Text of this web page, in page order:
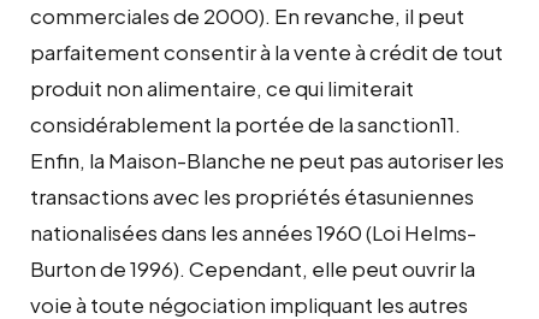
commerciales de 2000). En revanche, il peut
parfaitement consentir à la vente à crédit de tout
produit non alimentaire, ce qui limiterait
considérablement la portée de la sanction11.
Enfin, la Maison-Blanche ne peut pas autoriser les
transactions avec les propriétés étasuniennes
nationalisées dans les années 1960 (Loi Helms-
Burton de 1996). Cependant, elle peut ouvrir la
voie à toute négociation impliquant les autres